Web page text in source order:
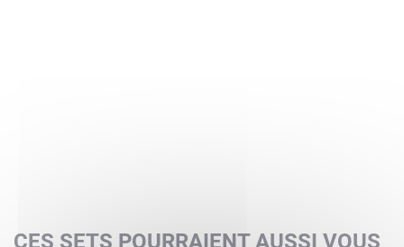
CES SETS POURRAIENT AUSSI VOUS